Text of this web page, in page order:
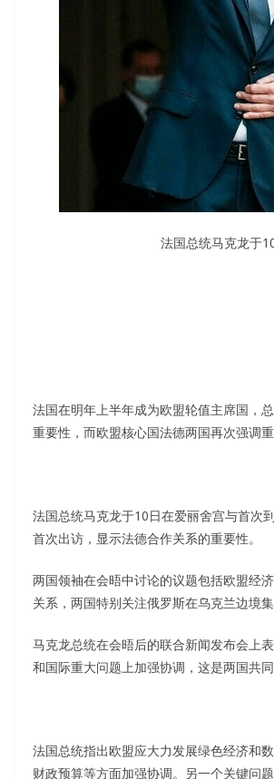
法国总统马克龙于
法国在明年上半年成为欧盟轮值主席国，
重要性，而欧盟核心国法德两国再次强调重
法国总统马克龙于10日在爱丽舍宫与首次
首次出访，显示法德合作关系的重要性。
两国领袖在会晤中讨论的议题包括欧盟经
关系，两国特别关注俄罗斯在乌克兰边境集
马克龙总统在会晤后的联合新闻发布会上
和国际重大问题上加强协调，这是两国共同
法国总统指出欧盟应大力发展绿色经济和
财政预算等方面加强协调。另一个关键问